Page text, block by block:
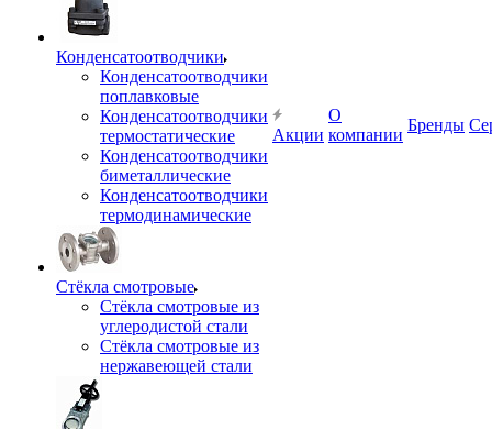
Конденсатоотводчики
Конденсатоотводчики
поплавковые
Конденсатоотводчики
термостатические
Конденсатоотводчики
биметаллические
Конденсатоотводчики
термодинамические
Стёкла смотровые
Стёкла смотровые из
углеродистой стали
Стёкла смотровые из
нержавеющей стали
Акции
О
компании
Бренды